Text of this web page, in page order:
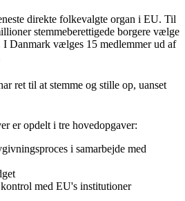
direkte folkevalgte organ i EU. Til
stemmeberettigede borgere vælge
I Danmark vælges 15 medlemmer ud af
ret til at stemme og stille op, uanset
er opdelt i tre hovedopgaver:
i samarbejde med
med EU's institutioner